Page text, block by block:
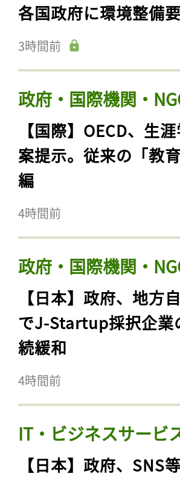
各国政府に環境整備
3時間前
政府・国際機関・
【国際】OECD、生
案提示。従来の「教
編
4時間前
政府・国際機関・
【日本】政府、地方
でJ-Startup採択企業
続緩和
4時間前
IT・ビジネスサービ
【日本】政府、SNS